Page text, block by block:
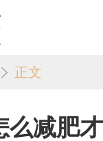
正文
么减肥